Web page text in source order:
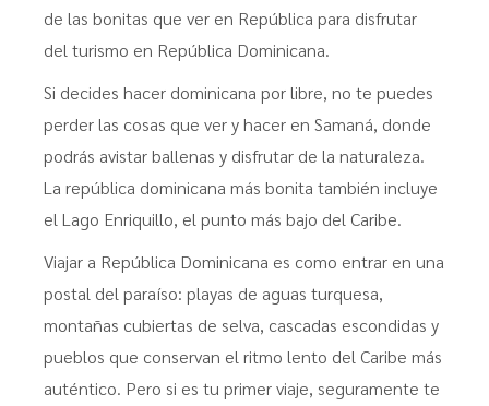
de las bonitas que ver en República para disfrutar
del turismo en República Dominicana.
Si decides hacer dominicana por libre, no te puedes
perder las cosas que ver y hacer en Samaná, donde
podrás avistar ballenas y disfrutar de la naturaleza.
La república dominicana más bonita también incluye
el Lago Enriquillo, el punto más bajo del Caribe.
Viajar a República Dominicana es como entrar en una
postal del paraíso: playas de aguas turquesa,
montañas cubiertas de selva, cascadas escondidas y
pueblos que conservan el ritmo lento del Caribe más
auténtico. Pero si es tu primer viaje, seguramente te